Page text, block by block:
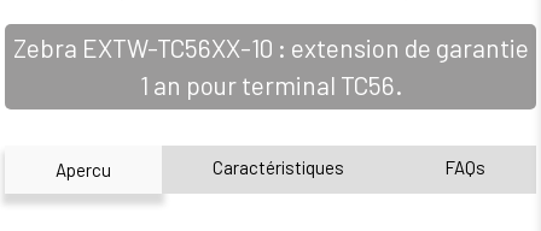
Zebra EXTW-TC56XX-10 : extension de garantie
1 an pour terminal TC56.
Apercu Caractéristiques FAQs